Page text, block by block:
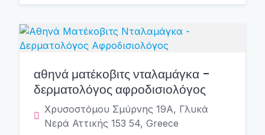
αθηνά ματέκοβιτς νταλαμάγκα -
δερματολόγος αφροδισιολόγος
Χρυσοστόμου Σμύρνης 19A, Γλυκά
Νερά Αττικής 153 54, Greece